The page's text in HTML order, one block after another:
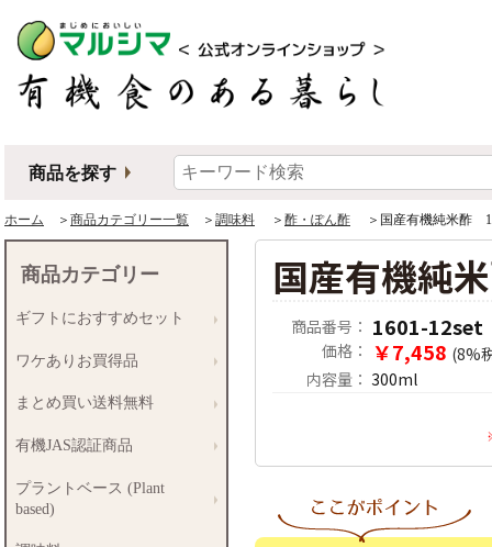
商品を探す
ホーム ＞ 商品カテゴリー一覧 ＞ 調味料 ＞ 酢・ぽん酢 ＞国産有機純米酢
国産有機純
商品番号： 1601-12set
価格： ￥7,458 (8%
内容量： 300ml
商品カテゴリー
ギフトにおすすめセット
ワケありお買得品
まとめ買い送料無料
有機JAS認証商品
プラントベース (Plant
based)